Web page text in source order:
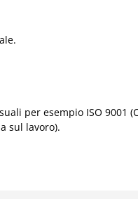
per esempio ISO 9001
sul lavoro).